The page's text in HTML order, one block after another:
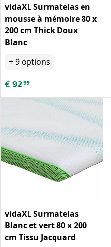
vidaXL Surmatelas en
mousse à mémoire 80 x
200 cm Thick Doux
Blanc
+9options
€ 9299
vidaXL Surmatelas
Blanc et vert 80 x 200
cm Tissu Jacquard